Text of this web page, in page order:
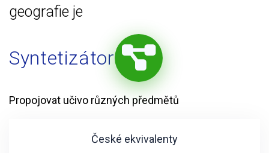
geografie je
Syntetizátor
Propojovat učivo různých předmětů
České ekvivalenty